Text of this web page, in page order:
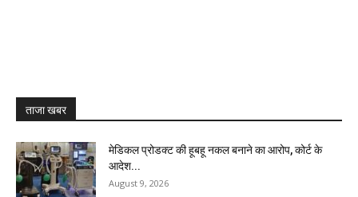
ताजा खबर
मेडिकल प्रोडक्ट की हूबहू नकल बनाने का आरोप, कोर्ट के
आदेश...
August 9, 2026